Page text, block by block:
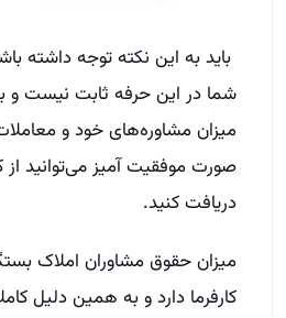
باید به این نکته توجه داشته
شما در این حرفه ثابت نیست و
میزان مشاوره‌های خود و
صورت موفقیت آمیز می‌توانید از
دریافت کنید.
میزان حقوق مشاوران املاک
کارفرما دارد و به همین دلیل